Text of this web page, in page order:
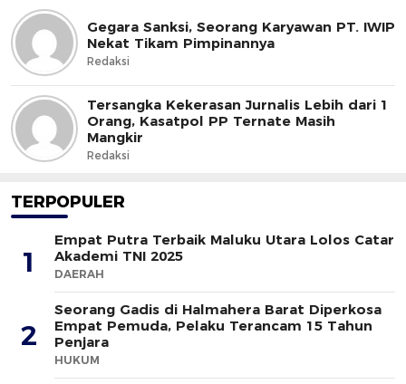
Gegara Sanksi, Seorang Karyawan PT. IWIP
Nekat Tikam Pimpinannya
Redaksi
Tersangka Kekerasan Jurnalis Lebih dari 1
Orang, Kasatpol PP Ternate Masih
Mangkir
Redaksi
TERPOPULER
1
Empat Putra Terbaik Maluku Utara Lolos Catar
Akademi TNI 2025
DAERAH
2
Seorang Gadis di Halmahera Barat Diperkosa
Empat Pemuda, Pelaku Terancam 15 Tahun
Penjara
HUKUM